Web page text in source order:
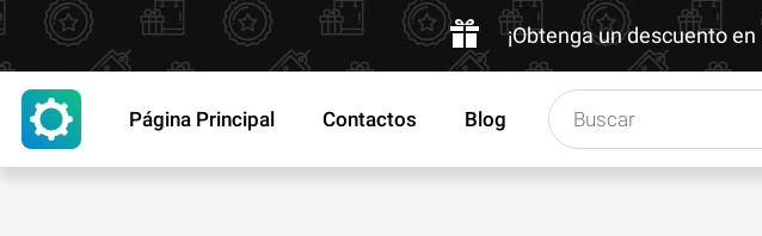
¡Obtenga un descuento
Página Principal Contactos Blog